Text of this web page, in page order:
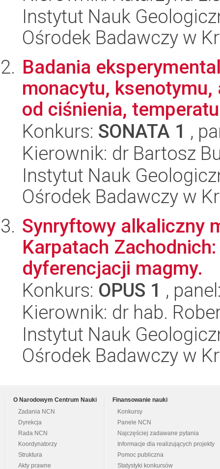
Instytut Nauk
Ośrodek Badawczy w
Badania
monacytu,
od ciśnienia,
Konkurs: SONATA 1 ,
Kierownik: dr Bartosz
Instytut Nauk
Ośrodek Badawczy w
Synryftowy alkaliczny
Karpatach
dyferencjacji magmy.
Konkurs: OPUS 1 ,
Kierownik: dr hab.
Instytut Nauk
Ośrodek Badawczy w
O Narodowym Centrum Nauki
Zadania NCN
Dyrekcja
Rada NCN
Koordynatorzy
Struktura
Akty prawne
Finansowanie nauki
Konkursy
Panele NCN
Najczęściej zadawane pytania
Informacje dla realizujących projekty
Pomoc publiczna
Statystyki konkursów